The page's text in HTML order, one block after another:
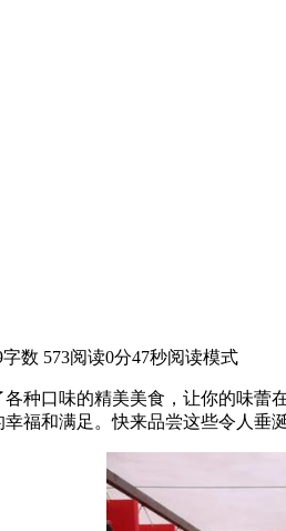
字数 573阅读0分47秒阅读模式
种口味的精美美食，让你的味
福和满足。快来品尝这些令人垂